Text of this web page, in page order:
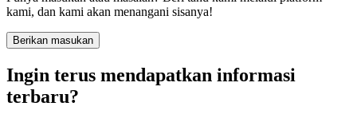
kami, dan kami akan menangani sisanya!
Berikan masukan
Ingin terus mendapatkan informasi
terbaru?